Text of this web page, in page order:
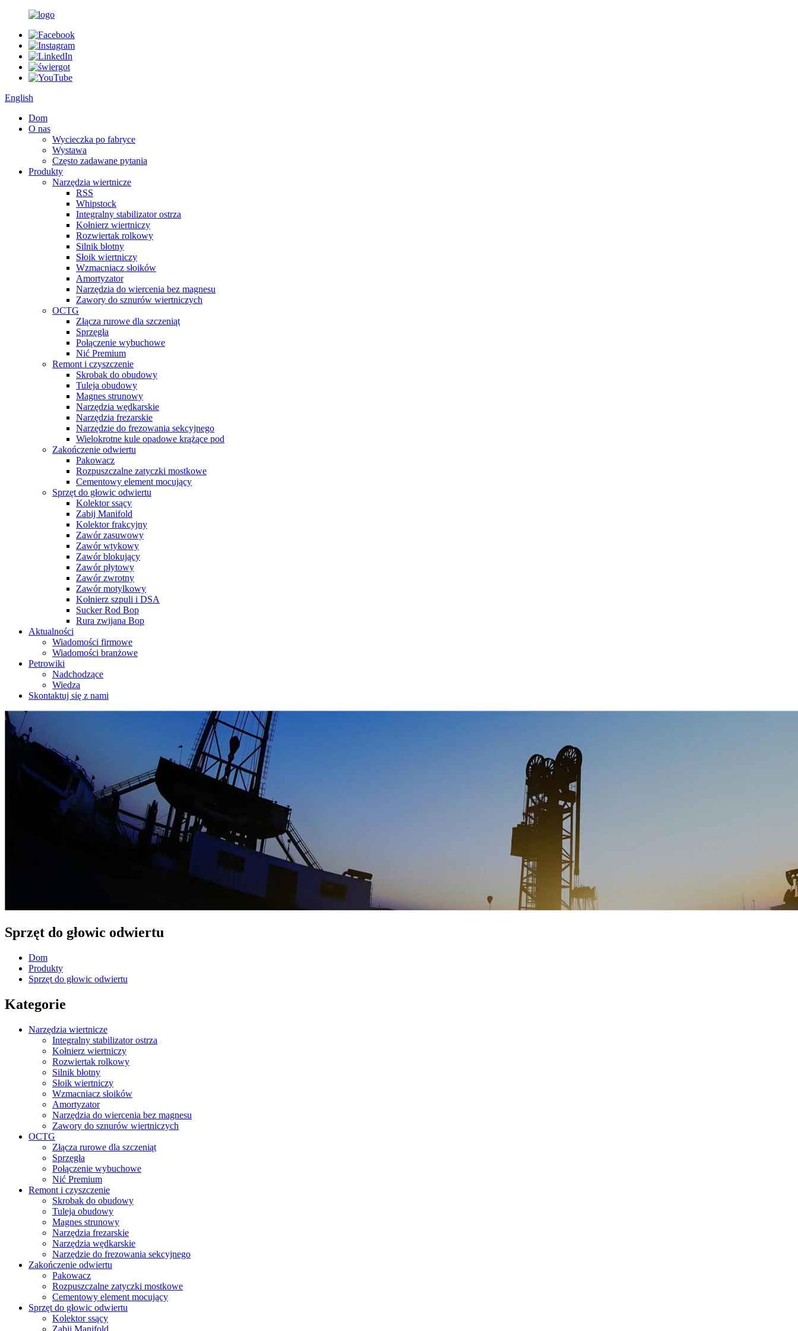
English
Dom
O nas
Wycieczka po fabryce
Wystawa
Często zadawane pytania
Produkty
Narzędzia wiertnicze
RSS
Whipstock
Integralny stabilizator ostrza
Kołnierz wiertniczy
Rozwiertak rolkowy
Silnik błotny
Słoik wiertniczy
Wzmacniacz słoików
Amortyzator
Narzędzia do wiercenia bez magnesu
Zawory do sznurów wiertniczych
OCTG
Złącza rurowe dla szczeniąt
Sprzęgła
Połączenie wybuchowe
Nić Premium
Remont i czyszczenie
Skrobak do obudowy
Tuleja obudowy
Magnes strunowy
Narzędzia wędkarskie
Narzędzia frezarskie
Narzędzie do frezowania sekcyjnego
Wielokrotne kule opadowe krążące pod
Zakończenie odwiertu
Pakowacz
Rozpuszczalne zatyczki mostkowe
Cementowy element mocujący
Sprzęt do głowic odwiertu
Kolektor ssący
Zabij Manifold
Kolektor frakcyjny
Zawór zasuwowy
Zawór wtykowy
Zawór blokujący
Zawór płytowy
Zawór zwrotny
Zawór motylkowy
Kołnierz szpuli i DSA
Sucker Rod Bop
Rura zwijana Bop
Aktualności
Wiadomości firmowe
Wiadomości branżowe
Petrowiki
Nadchodzące
Wiedza
Skontaktuj się z nami
Sprzęt do głowic odwiertu
Dom
Produkty
Sprzęt do głowic odwiertu
Kategorie
Narzędzia wiertnicze
Integralny stabilizator ostrza
Kołnierz wiertniczy
Rozwiertak rolkowy
Silnik błotny
Słoik wiertniczy
Wzmacniacz słoików
Amortyzator
Narzędzia do wiercenia bez magnesu
Zawory do sznurów wiertniczych
OCTG
Złącza rurowe dla szczeniąt
Sprzęgła
Połączenie wybuchowe
Nić Premium
Remont i czyszczenie
Skrobak do obudowy
Tuleja obudowy
Magnes strunowy
Narzędzia frezarskie
Narzędzia wędkarskie
Narzędzie do frezowania sekcyjnego
Zakończenie odwiertu
Pakowacz
Rozpuszczalne zatyczki mostkowe
Cementowy element mocujący
Sprzęt do głowic odwiertu
Kolektor ssący
Zabij Manifold